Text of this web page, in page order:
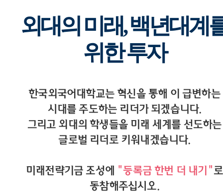
외대의 미래, 백년대계
위한 투자
한국외국어대학교는 혁신을 통해 이 급변하는
시대를 주도하는 리더가 되겠습니다.
그리고 외대의 학생들을 미래 세계를 선도하는
글로벌 리더로 키워내겠습니다.
미래전략기금 조성에 "등록금 한번 더 내기"로
동참해주십시오.